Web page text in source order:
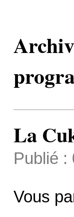
La
Publié :
Vous